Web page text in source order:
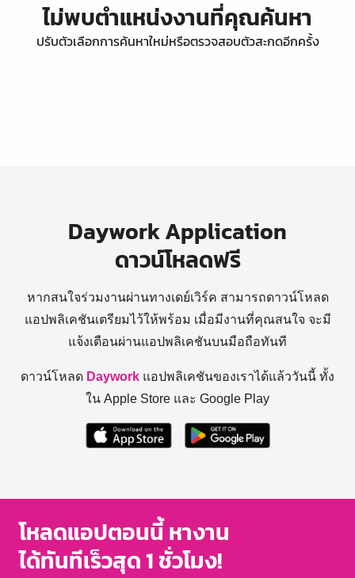
ไม่พบตำแหน่งงานที่คุณค้นหา
ปรับตัวเลือกการค้นหาใหม่หรือตรวจสอบตัวสะกดอีกครั้ง
Daywork Application
ดาวน์โหลดฟรี
หากสนใจร่วมงานผ่านทางเดย์เวิร์ค สามารถดาวน์โหลด
แอปพลิเคชันเตรียมไว้ให้พร้อม เมื่อมีงานที่คุณสนใจ จะมี
แจ้งเตือนผ่านแอปพลิเคชันบนมือถือทันที
ดาวน์โหลด Daywork แอปพลิเคชันของเราได้แล้ววันนี้ ทั้ง
ใน Apple Store และ Google Play
โหลดแอปตอนนี้ หางาน
ได้ทันทีเร็วสุด 1 ชั่วโมง!